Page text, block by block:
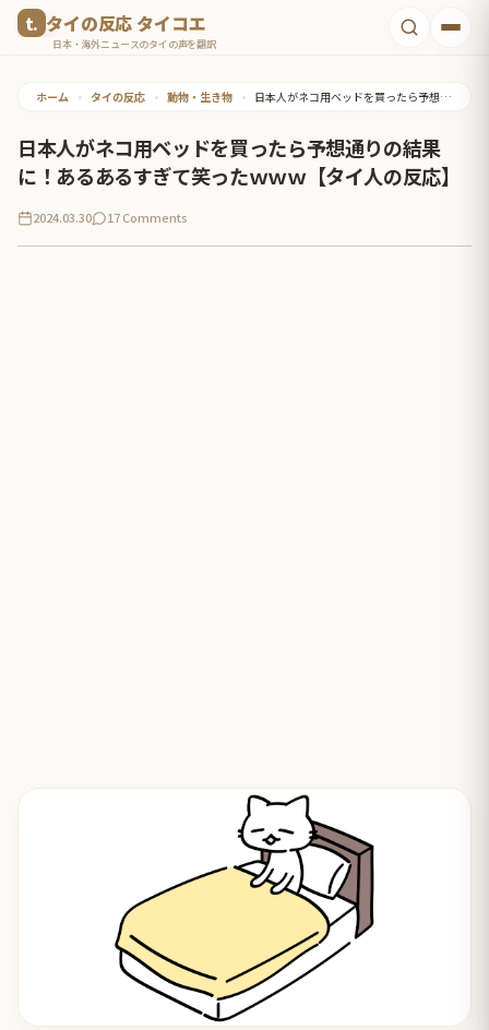
タイの反応 タイコエ
日本・海外ニュースのタイの声を翻訳
ホーム • タイの反応 • 動物・生き物 • 日本人がネコ用ベッドを買ったら予想通りの結果に！あるあるすぎて笑ったｗｗｗ【タイ人の反応】
日本人がネコ用ベッドを買ったら予想通りの結果
に！あるあるすぎて笑ったｗｗｗ【タイ人の反応】
2024.03.30 17 Comments